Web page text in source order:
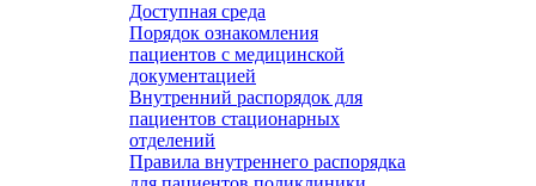
Доступная среда
Порядок ознакомления
пациентов с медицинской
документацией
Внутренний распорядок для
пациентов стационарных
отделений
Правила внутреннего распорядка